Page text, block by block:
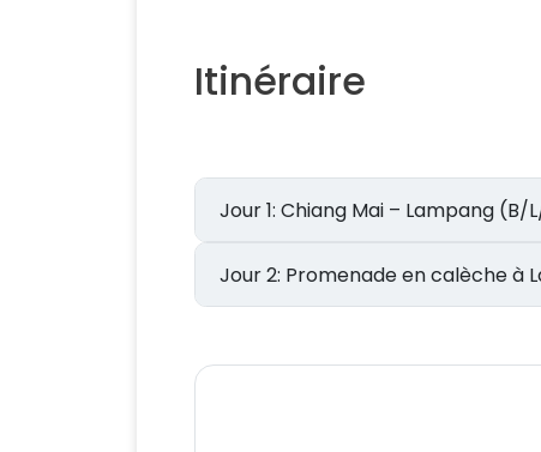
Itinéraire
Jour 1: Chiang Mai – Lampang
Jour 2: Promenade en